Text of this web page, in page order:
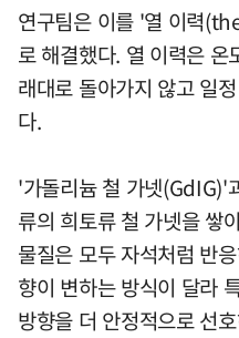
연구팀은 이를 '열 이력
로 해결했다. 열 이력은 온
래대로 돌아가지 않고 일
다.
'가돌리늄 철 가넷
류의 희토류 철 가넷을 쌓
물질은 모두 자석처럼 반
향이 변하는 방식이 달라
방향을 더 안정적으로 선